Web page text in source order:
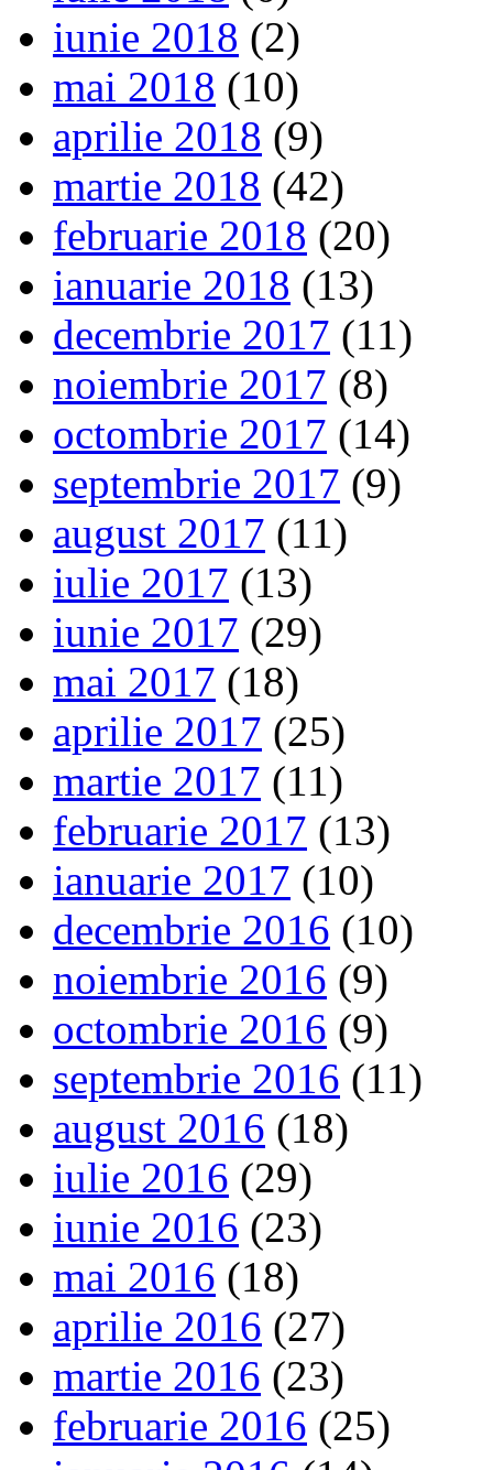
iunie 2018 (2)
mai 2018 (10)
aprilie 2018 (9)
martie 2018 (42)
februarie 2018 (20)
ianuarie 2018 (13)
decembrie 2017 (11)
noiembrie 2017 (8)
octombrie 2017 (14)
septembrie 2017 (9)
august 2017 (11)
iulie 2017 (13)
iunie 2017 (29)
mai 2017 (18)
aprilie 2017 (25)
martie 2017 (11)
februarie 2017 (13)
ianuarie 2017 (10)
decembrie 2016 (10)
noiembrie 2016 (9)
octombrie 2016 (9)
septembrie 2016 (11)
august 2016 (18)
iulie 2016 (29)
iunie 2016 (23)
mai 2016 (18)
aprilie 2016 (27)
martie 2016 (23)
februarie 2016 (25)